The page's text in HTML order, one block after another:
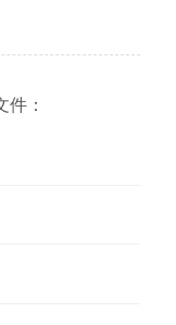
件：